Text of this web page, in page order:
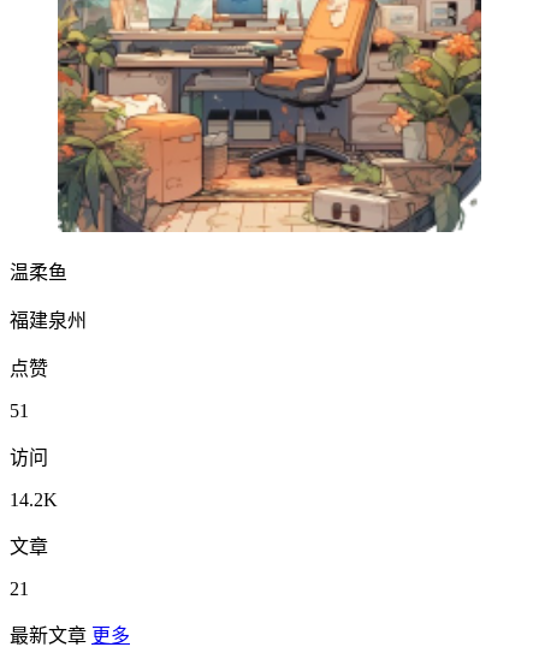
温柔鱼
福建泉州
点赞
51
访问
14.2K
文章
21
最新文章 更多